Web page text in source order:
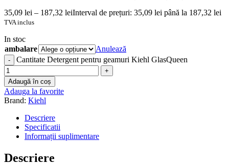
35,09 lei – 187,32 leiInterval de prețuri: 35,09 lei până la 187,32 lei
TVA inclus
In stoc
ambalare
Anulează
Cantitate Detergent pentru geamuri Kiehl GlasQueen
Adaugă în coș
Adauga la favorite
Brand: Kiehl
Descriere
Specificatii
Informații suplimentare
Descriere